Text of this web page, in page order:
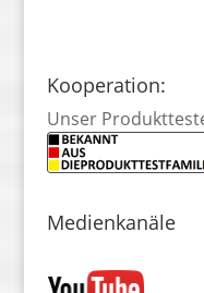
Kooperation:
Unser
Medienkanäle